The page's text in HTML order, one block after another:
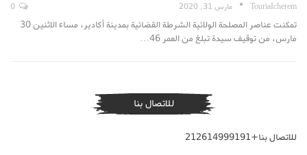
TouriaIcherem مارس 31, 2020
تمكنت عناصر المصلحة الولائية الشرطة القضائية بمدينة أكادير، مساء الاثنين 30
مارس، من توقيف سيدة تبلغ من العمر 46…
للاتصال بنا
للاتصال بنا+212614999191